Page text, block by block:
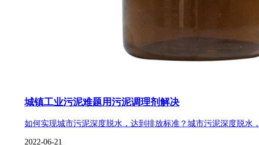
城镇工业污泥难题用污泥调理剂解决
如何实现城市污泥深度脱水，达到排放标准？城市污泥深度脱
2022-06-21